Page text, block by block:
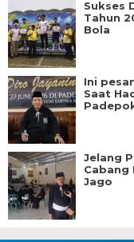
Sukses
Tahun
Bola
Ini
Saat
Jelang
Cabang
Jago